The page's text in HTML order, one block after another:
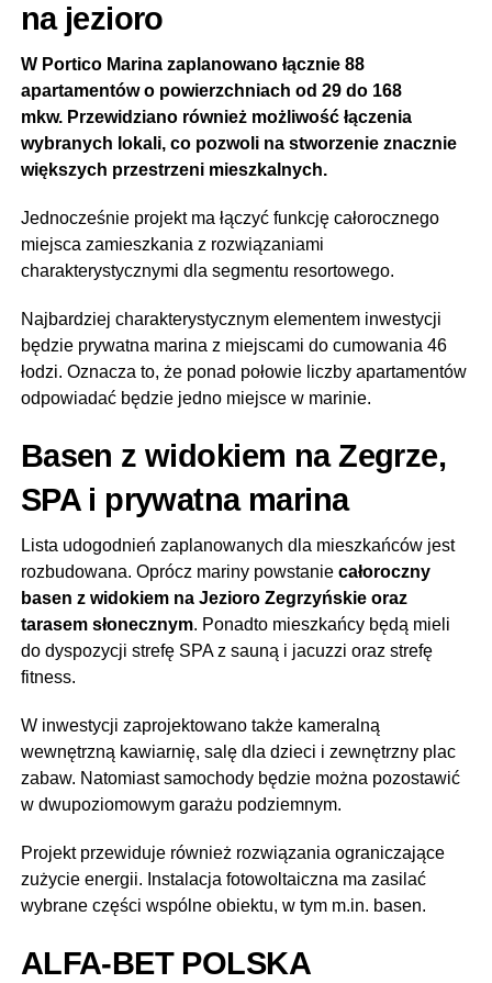
na jezioro
W Portico Marina zaplanowano łącznie 88
apartamentów o powierzchniach od 29 do 168
mkw. Przewidziano również możliwość łączenia
wybranych lokali, co pozwoli na stworzenie znacznie
większych przestrzeni mieszkalnych.
Jednocześnie projekt ma łączyć funkcję całorocznego
miejsca zamieszkania z rozwiązaniami
charakterystycznymi dla segmentu resortowego.
Najbardziej charakterystycznym elementem inwestycji
będzie prywatna marina z miejscami do cumowania 46
łodzi. Oznacza to, że ponad połowie liczby apartamentów
odpowiadać będzie jedno miejsce w marinie.
Basen z widokiem na Zegrze,
SPA i prywatna marina
Lista udogodnień zaplanowanych dla mieszkańców jest
rozbudowana. Oprócz mariny powstanie całoroczny
basen z widokiem na Jezioro Zegrzyńskie oraz
tarasem słonecznym. Ponadto mieszkańcy będą mieli
do dyspozycji strefę SPA z sauną i jacuzzi oraz strefę
fitness.
W inwestycji zaprojektowano także kameralną
wewnętrzną kawiarnię, salę dla dzieci i zewnętrzny plac
zabaw. Natomiast samochody będzie można pozostawić
w dwupoziomowym garażu podziemnym.
Projekt przewiduje również rozwiązania ograniczające
zużycie energii. Instalacja fotowoltaiczna ma zasilać
wybrane części wspólne obiektu, w tym m.in. basen.
ALFA-BET POLSKA